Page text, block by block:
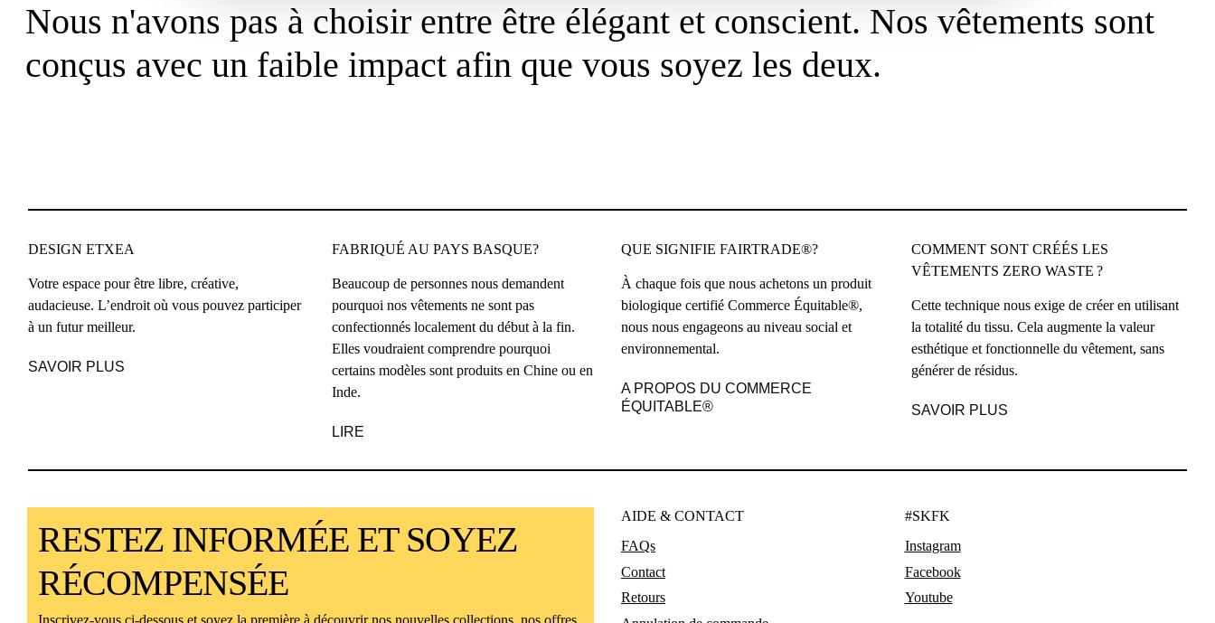
Nous n'avons pas à choisir entre être élégant et conscient. Nos vêtements sont
conçus avec un faible impact afin que vous soyez les deux.
DESIGN ETXEA
Votre espace pour être libre, créative,
audacieuse. L’endroit où vous pouvez participer
à un futur meilleur.
SAVOIR PLUS
FABRIQUÉ AU PAYS BASQUE?
Beaucoup de personnes nous demandent
pourquoi nos vêtements ne sont pas
confectionnés localement du début à la fin.
Elles voudraient comprendre pourquoi
certains modèles sont produits en Chine ou en
Inde.
LIRE
QUE SIGNIFIE FAIRTRADE®?
À chaque fois que nous achetons un produit
biologique certifié Commerce Équitable®,
nous nous engageons au niveau social et
environnemental.
A PROPOS DU COMMERCE
ÉQUITABLE®
COMMENT SONT CRÉÉS LES
VÊTEMENTS ZERO WASTE ?
Cette technique nous exige de créer en utilisant
la totalité du tissu. Cela augmente la valeur
esthétique et fonctionnelle du vêtement, sans
générer de résidus.
SAVOIR PLUS
RESTEZ INFORMÉE ET SOYEZ
RÉCOMPENSÉE
AIDE & CONTACT
FAQs
Contact
Retours
#SKFK
Instagram
Facebook
Youtube